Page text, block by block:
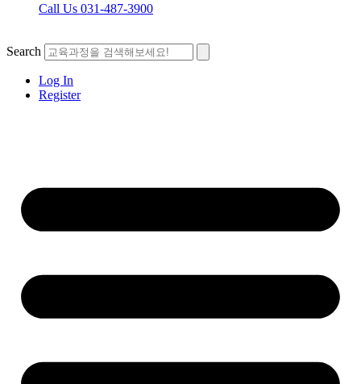
Call Us 031-487-3900
Search
Log In
Register